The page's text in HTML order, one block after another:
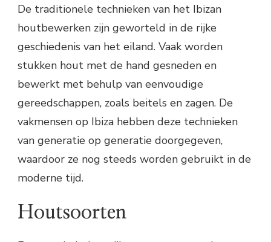
De traditionele technieken van het Ibizan
houtbewerken zijn geworteld in de rijke
geschiedenis van het eiland. Vaak worden
stukken hout met de hand gesneden en
bewerkt met behulp van eenvoudige
gereedschappen, zoals beitels en zagen. De
vakmensen op Ibiza hebben deze technieken
van generatie op generatie doorgegeven,
waardoor ze nog steeds worden gebruikt in de
moderne tijd.
Houtsoorten